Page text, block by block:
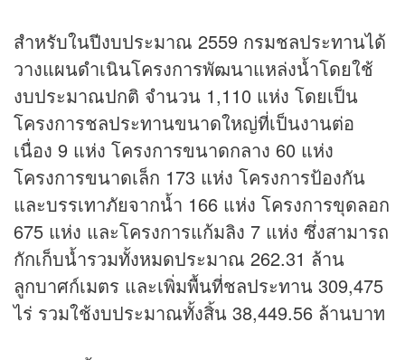
สำหรับในปีงบประมาณ 2559 กรมชลประทานได้
วางแผนดำเนินโครงการพัฒนาแหล่งน้ำโดยใช้
งบประมาณปกติ จำนวน 1,110 แห่ง โดยเป็น
โครงการชลประทานขนาดใหญ่ที่เป็นงานต่อ
เนื่อง 9 แห่ง โครงการขนาดกลาง 60 แห่ง
โครงการขนาดเล็ก 173 แห่ง โครงการป้องกัน
และบรรเทาภัยจากน้ำ 166 แห่ง โครงการขุดลอก
675 แห่ง และโครงการแก้มลิง 7 แห่ง ซึ่งสามารถ
กักเก็บน้ำรวมทั้งหมดประมาณ 262.31 ล้าน
ลูกบาศก์เมตร และเพิ่มพื้นที่ชลประทาน 309,475
ไร่ รวมใช้งบประมาณทั้งสิ้น 38,449.56 ล้านบาท